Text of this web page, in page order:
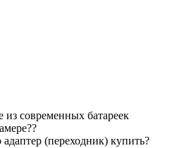
из современных батареек
(переходник) купить?